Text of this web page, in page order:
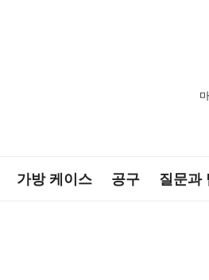
가방 케이스 공구 질문과